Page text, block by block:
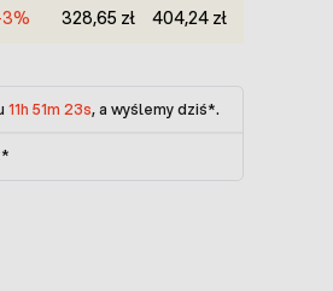
328,65 zł 404,24 zł
11h 51m 23s, a wyślemy dziś*.